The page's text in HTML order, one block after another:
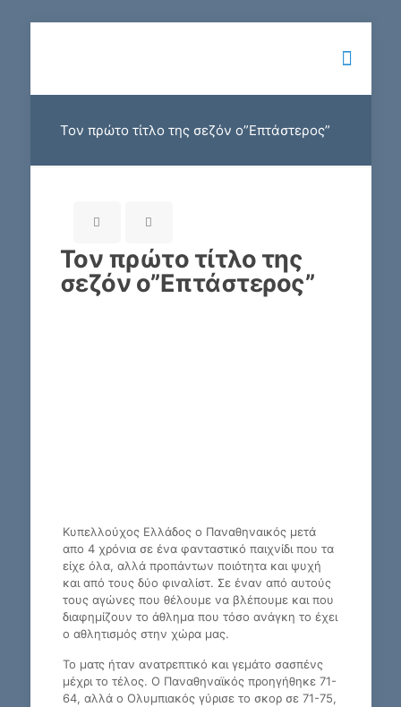
Τον πρώτο τίτλο της σεζόν ο”Επτάστερος”
Τον πρώτο τίτλο της
σεζόν ο”Επτάστερος”
Κυπελλούχος Ελλάδος ο Παναθηναικός μετά
απο 4 χρόνια σε ένα φανταστικό παιχνίδι που τα
είχε όλα, αλλά προπάντων ποιότητα και ψυχή
και από τους δύο φιναλίστ. Σε έναν από αυτούς
τους αγώνες που θέλουμε να βλέπουμε και που
διαφημίζουν το άθλημα που τόσο ανάγκη το έχει
ο αθλητισμός στην χώρα μας.
Το ματς ήταν ανατρεπτικό και γεμάτο σασπένς
μέχρι το τέλος. Ο Παναθηναϊκός προηγήθηκε 71-
64, αλλά ο Ολυμπιακός γύρισε το σκορ σε 71-75,